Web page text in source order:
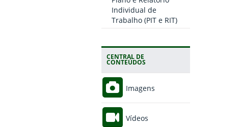
Individual de
Trabalho (PIT e RIT)
CENTRAL DE
CONTEÚDOS
Imagens
Vídeos